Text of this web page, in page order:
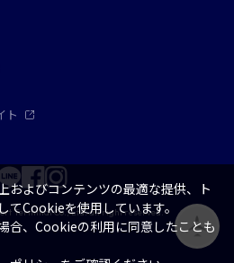
ト
Terminal Co., Ltd. all right reserved.
およびコンテンツの最適な提供、ト
てCookieを使用しています。
合、Cookieの利用に同意したことも